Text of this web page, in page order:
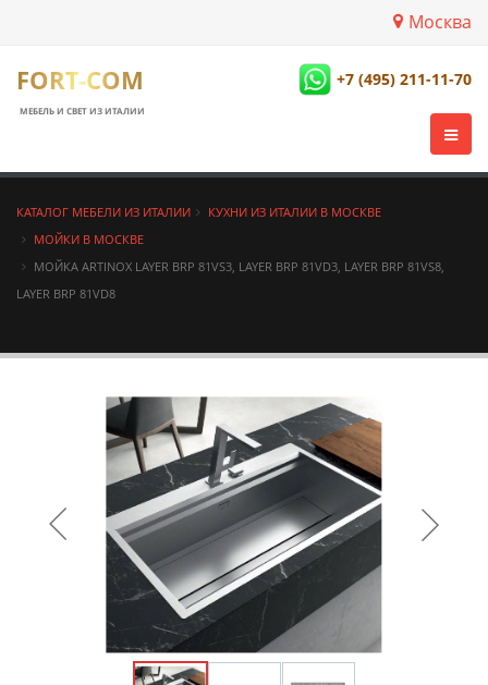
Москва
FORT-COM
МЕБЕЛЬ И СВЕТ ИЗ ИТАЛИИ
+7 (495) 211-11-70
КАТАЛОГ МЕБЕЛИ ИЗ ИТАЛИИ
КУХНИ ИЗ ИТАЛИИ В МОСКВЕ
МОЙКИ В МОСКВЕ
МОЙКА ARTINOX LAYER BRP 81VS3, LAYER BRP 81VD3, LAYER BRP 81VS8,
LAYER BRP 81VD8